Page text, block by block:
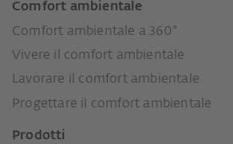
Comfort ambientale
Comfort ambientale a 360°
Vivere il comfort ambientale
Lavorare il comfort ambientale
Progettare il comfort ambientale
Prodotti